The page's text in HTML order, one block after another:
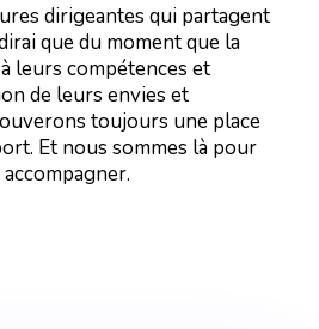
dirigeantes qui partagent
que du moment que la
leurs compétences et
de leurs envies et
toujours une place
Et nous sommes là pour